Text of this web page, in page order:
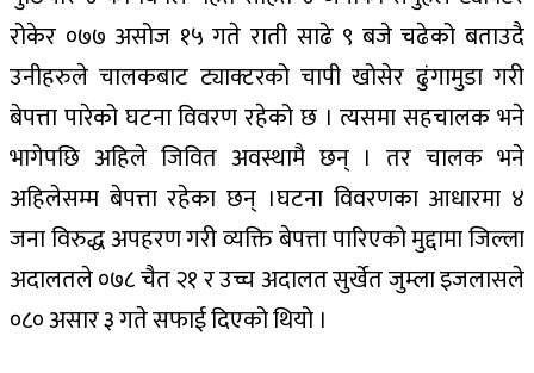
रोकेर ०७७ असोज १५ गते राती साढे ९ बजे चढेको बताउदै
उनीहरुले चालकबाट ट्याक्टरको चापी खोसेर ढुंगामुडा गरी
बेपत्ता पारेको घटना विवरण रहेको छ । त्यसमा सहचालक भने
भागेपछि अहिले जिवित अवस्थामै छन् । तर चालक भने
अहिलेसम्म बेपत्ता रहेका छन् ।घटना विवरणका आधारमा ४
जना विरुद्ध अपहरण गरी व्यक्ति बेपत्ता पारिएको मुद्दामा जिल्ला
अदालतले ०७८ चैत २१ र उच्च अदालत सुर्खेत जुम्ला इजलासले
०८० असार ३ गते सफाई दिएको थियो ।